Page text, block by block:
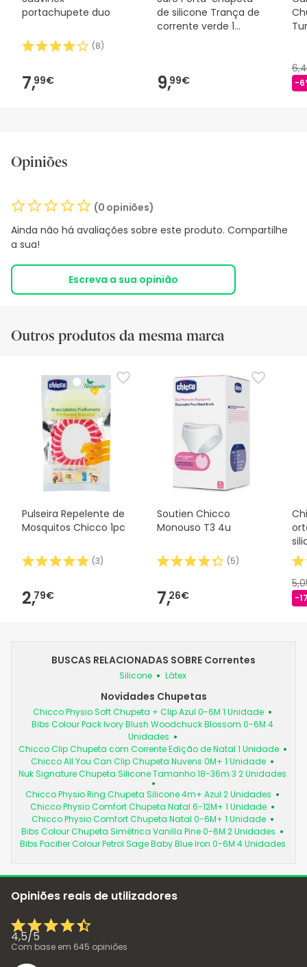
portachupete duo
(8)
7,99€
de silicone Trança de
corrente verde 1
9,99€ -
Opiniões
(0 opiniões)
Ainda não há avaliações sobre este produto. Compartilhe
a sua!
Escreva a sua opinião
Outros produtos da mesma marca
Pulseira Repelente de
Mosquitos Chicco 1pc
(3)
2,79€
Soutien Chicco
Monouso T3 4u
(5)
7,26€ -
BUSCAS RELACIONADAS SOBRE Correntes
Silicone Látex
Novidades Chupetas
Chicco Physio Soft Chupeta + Clip Azul 0-6M 1 Unidade
Bibs Colour Pack Ivory Blush Woodchuck Blossom 0-6M 4
Unidades
Chicco Clip Chupeta com Corrente Edição de Natal 1 Unidade
Chicco All You Can Clip Chupeta Nuvens 0M+ 1 Unidade
Nuk Signature Chupeta Silicone Tamanho 18-36m 3 2 Unidades
Chicco Physio Ring Chupeta Silicone 4m+ Azul 2 Unidades
Chicco Physio Comfort Chupeta Natal 6-12M+ 1 Unidade
Chicco Physio Comfort Chupeta Natal 0-6M+ 1 Unidade
Bibs Colour Chupeta Simétrica Vanilla Pine 0-6M 2 Unidades
Bibs Pacifier Colour Petrol Sage Baby Blue Iron 0-6M 4 Unidades
Opiniões reais de utilizadores
4,5/5
Com base em 645 opiniões